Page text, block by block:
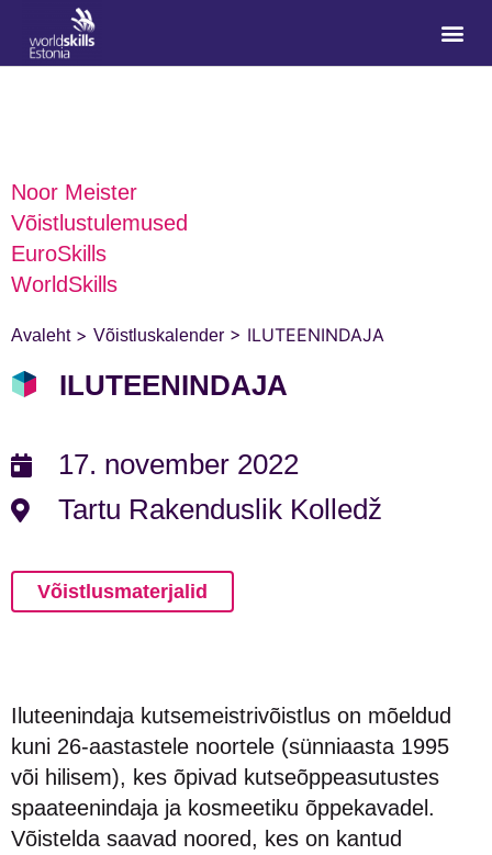
Noor Meister
Võistlustulemused
EuroSkills
WorldSkills
Avaleht> Võistluskalender > ILUTEENINDAJA
ILUTEENINDAJA
17. november 2022
Tartu Rakenduslik Kolledž
Võistlusmaterjalid
Iluteenindaja kutsemeistrivõistlus on mõeldud
kuni 26-aastastele noortele (sünniaasta 1995
või hilisem), kes õpivad kutseõppeasutustes
spaateenindaja ja kosmeetiku õppekavadel.
Võistelda saavad noored, kes on kantud